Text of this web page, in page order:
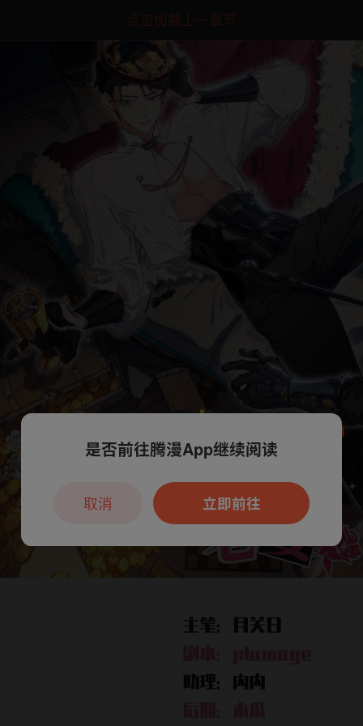
点击加载上一章节
本章节仅支持App阅读，可打开App新用
户7天免费看
是否前往腾漫App继续阅读
立即前往
取消